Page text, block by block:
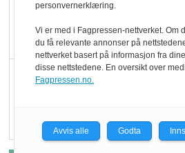
med å få
det?
personvernerklæring.
Vi er med i Fagpressen-nettverket. Om
du få relevante annonser på
nettverket basert på informasjon fra
disse nettstedene. En oversikt over
Fagpressen.no.
Avvis alle Godta